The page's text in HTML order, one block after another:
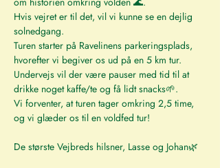
Hvis vejret er til det, vil vi kunne se en dejlig
solnedgang.
Turen starter på Ravelinens parkeringsplads,
hvorefter vi begiver os ud på en 5 km tur.
Undervejs vil der være pauser med tid til at
drikke noget kaffe/te og få lidt snacks🌱.
Vi forventer, at turen tager omkring 2,5 time,
og vi glæder os til en voldfed tur!
De største Vejbreds hilsner, Lasse og Johan🌿